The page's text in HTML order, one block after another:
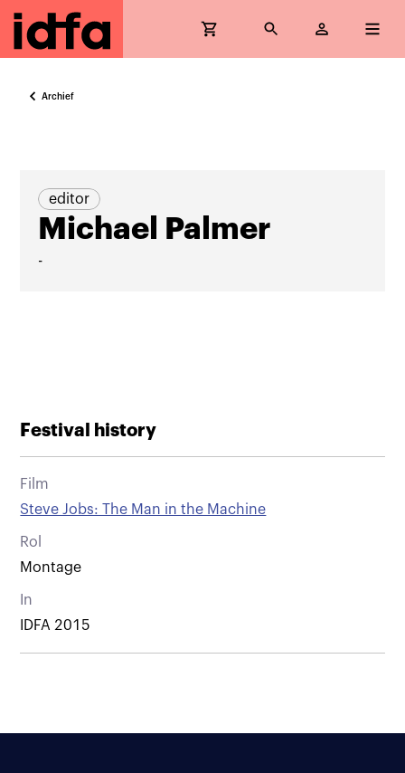
Archief
editor
Michael Palmer
-
Festival history
Film
Steve Jobs: The Man in the Machine
Rol
Montage
In
IDFA 2015